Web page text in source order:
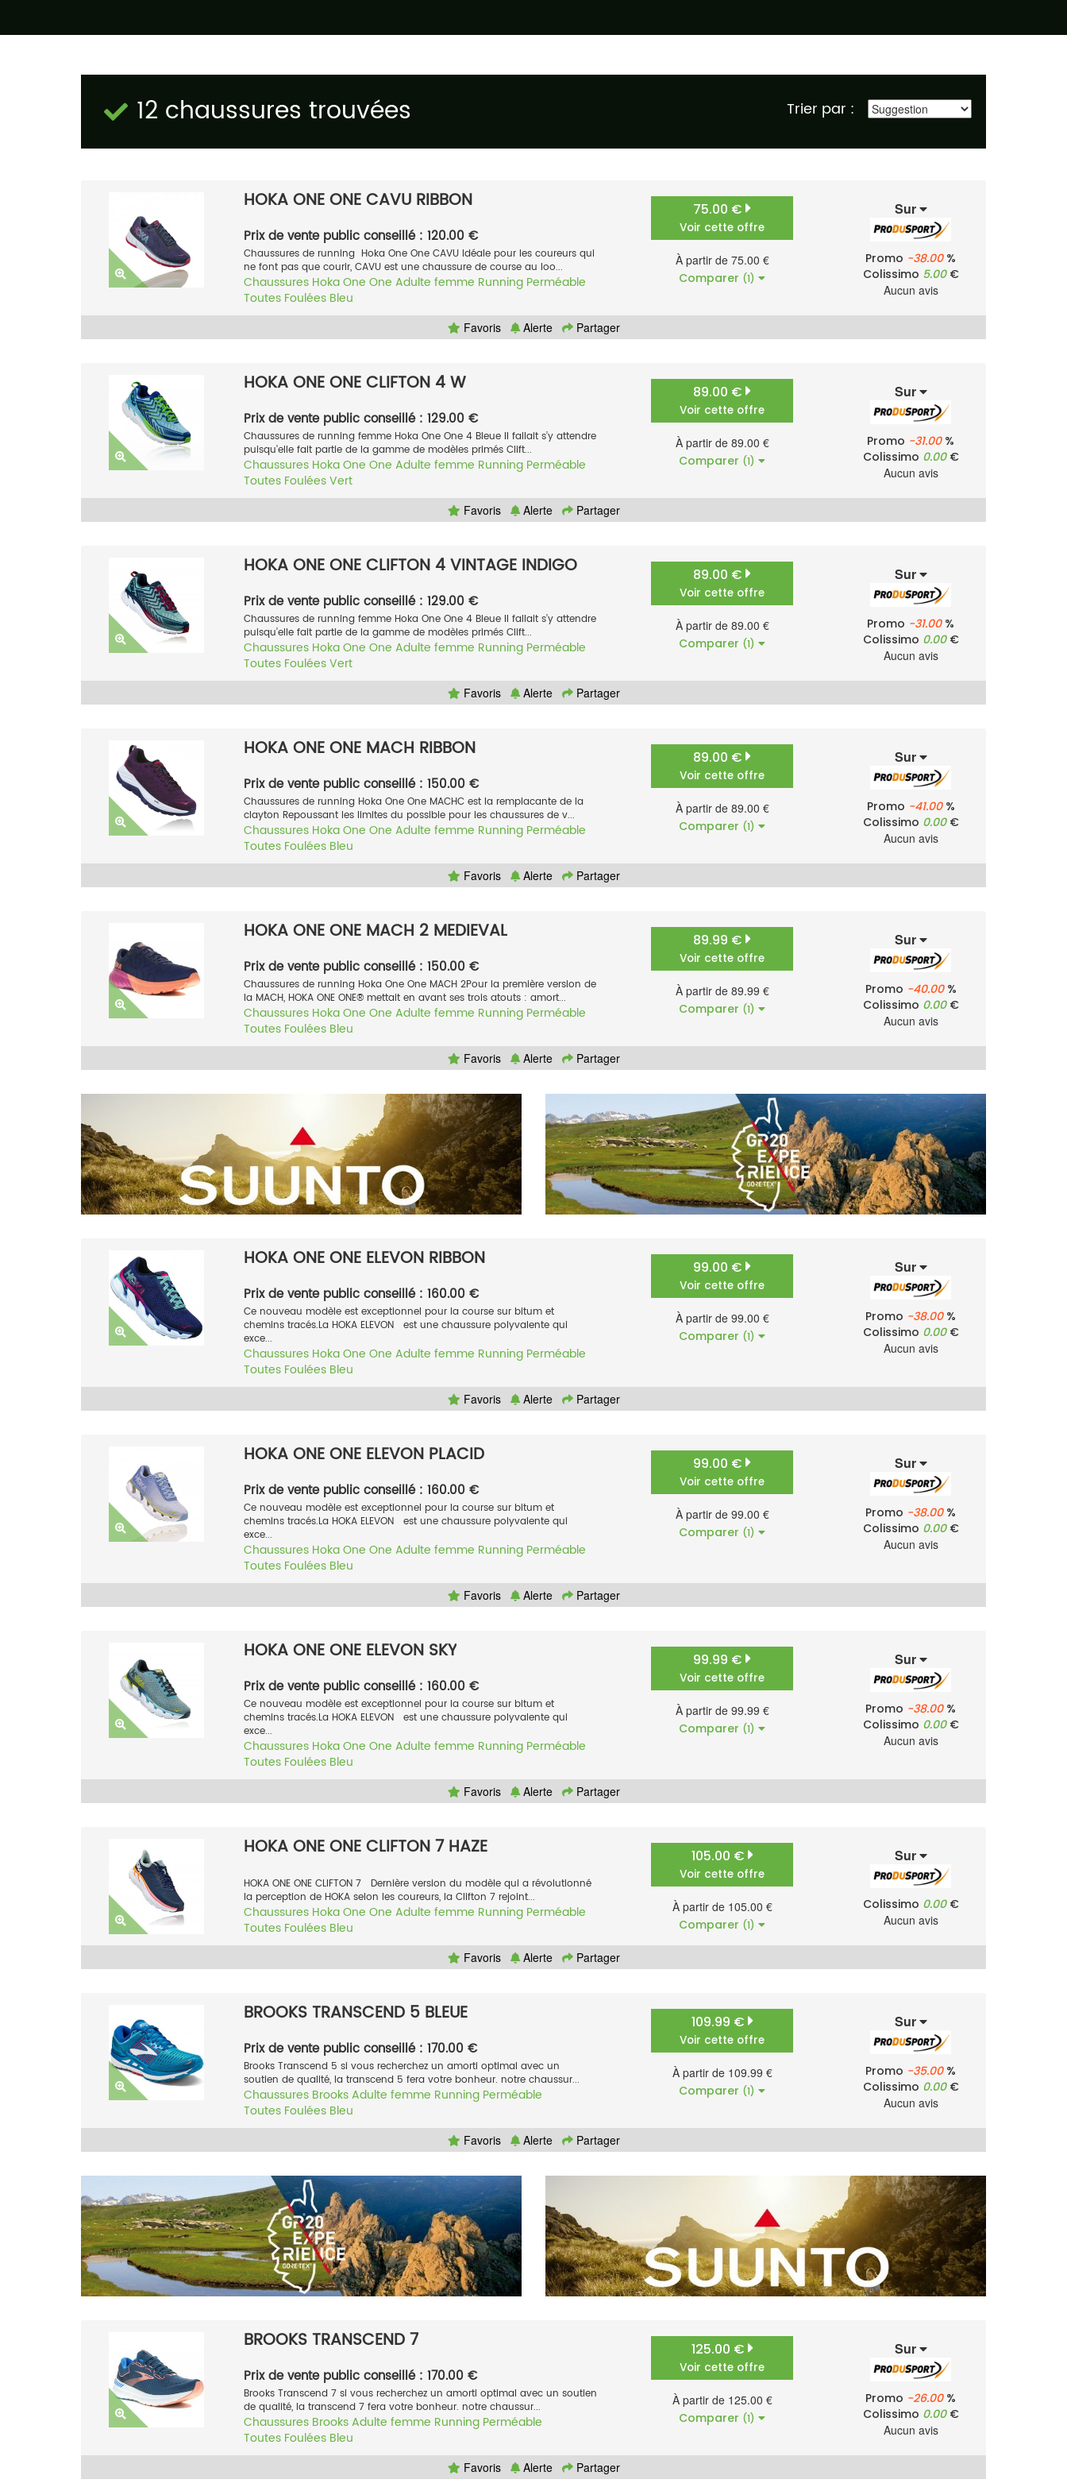
12 chaussures trouvées Trier par :
HOKA ONE ONE CAVU RIBBON
Prix de vente public conseillé : 120.00 €
Chaussures de running Hoka One One CAVU Idéale pour les coureurs qui
ne font pas que courir, CAVU est une chaussure de course au loo...
Chaussures Hoka One One Adulte femme Running Perméable
Toutes Foulées Bleu
75.00 €
Voir cette offre
À partir de 75.00 €
Comparer (1)
Sur
Promo -38.00%
Colissimo 5.00€
Aucun avis
Favoris Alerte Partager
HOKA ONE ONE CLIFTON 4 W
Prix de vente public conseillé : 129.00 €
Chaussures de running femme Hoka One One 4 Bleue Il fallait s’y attendre
puisqu’elle fait partie de la gamme de modèles primés Clift...
Chaussures Hoka One One Adulte femme Running Perméable
Toutes FouléesVert
89.00 €
Voir cette offre
À partir de 89.00 €
Comparer (1)
Sur
Promo -31.00%
Colissimo 0.00€
Aucun avis
Favoris Alerte Partager
HOKA ONE ONE CLIFTON 4 VINTAGE INDIGO
Prix de vente public conseillé : 129.00 €
Chaussures de running femme Hoka One One 4 Bleue Il fallait s’y attendre
puisqu’elle fait partie de la gamme de modèles primés Clift...
Chaussures Hoka One One Adulte femme Running Perméable
Toutes FouléesVert
89.00 €
Voir cette offre
À partir de 89.00 €
Comparer (1)
Sur
Promo -31.00%
Colissimo 0.00€
Aucun avis
Favoris Alerte Partager
HOKA ONE ONE MACH RIBBON
Prix de vente public conseillé : 150.00 €
Chaussures de running Hoka One One MACHC est la remplacante de la
clayton Repoussant les limites du possible pour les chaussures de v...
Chaussures Hoka One One Adulte femme Running Perméable
Toutes Foulées Bleu
89.00 €
Voir cette offre
À partir de 89.00 €
Comparer (1)
Sur
Promo -41.00%
Colissimo 0.00€
Aucun avis
Favoris Alerte Partager
HOKA ONE ONE MACH 2 MEDIEVAL
Prix de vente public conseillé : 150.00 €
Chaussures de running Hoka One One MACH 2Pour la première version de
la MACH, HOKA ONE ONE® mettait en avant ses trois atouts : amort...
Chaussures Hoka One One Adulte femme Running Perméable
Toutes Foulées Bleu
89.99 €
Voir cette offre
À partir de 89.99 €
Comparer (1)
Sur
Promo -40.00%
Colissimo 0.00€
Aucun avis
Favoris Alerte Partager
HOKA ONE ONE ELEVON RIBBON
Prix de vente public conseillé : 160.00 €
Ce nouveau modèle est exceptionnel pour la course sur bitum et
chemins tracés.La HOKA ELEVON est une chaussure polyvalente qui
exce...
Chaussures Hoka One One Adulte femme Running Perméable
Toutes Foulées Bleu
99.00 €
Voir cette offre
À partir de 99.00 €
Comparer (1)
Sur
Promo -38.00%
Colissimo 0.00€
Aucun avis
Favoris Alerte Partager
HOKA ONE ONE ELEVON PLACID
Prix de vente public conseillé : 160.00 €
Ce nouveau modèle est exceptionnel pour la course sur bitum et
chemins tracés.La HOKA ELEVON est une chaussure polyvalente qui
exce...
Chaussures Hoka One One Adulte femme Running Perméable
Toutes Foulées Bleu
99.00 €
Voir cette offre
À partir de 99.00 €
Comparer (1)
Sur
Promo -38.00%
Colissimo 0.00€
Aucun avis
Favoris Alerte Partager
HOKA ONE ONE ELEVON SKY
Prix de vente public conseillé : 160.00 €
Ce nouveau modèle est exceptionnel pour la course sur bitum et
chemins tracés.La HOKA ELEVON est une chaussure polyvalente qui
exce...
Chaussures Hoka One One Adulte femme Running Perméable
Toutes Foulées Bleu
99.99 €
Voir cette offre
À partir de 99.99 €
Comparer (1)
Sur
Promo -38.00%
Colissimo 0.00€
Aucun avis
Favoris Alerte Partager
HOKA ONE ONE CLIFTON 7 HAZE
HOKA ONE ONE CLIFTON 7 Dernière version du modèle qui a révolutionné
la perception de HOKA selon les coureurs, la Clifton 7 rejoint...
Chaussures Hoka One One Adulte femme Running Perméable
Toutes Foulées Bleu
105.00 €
Voir cette offre
À partir de 105.00 €
Comparer (1)
Sur
Colissimo 0.00€
Aucun avis
Favoris Alerte Partager
BROOKS TRANSCEND 5 BLEUE
Prix de vente public conseillé : 170.00 €
Brooks Transcend 5 si vous recherchez un amorti optimal avec un
soutien de qualité, la transcend 5 fera votre bonheur. notre chaussur...
Chaussures BrooksAdulte femme Running Perméable
Toutes Foulées Bleu
109.99 €
Voir cette offre
À partir de 109.99 €
Comparer (1)
Sur
Promo -35.00%
Colissimo 0.00€
Aucun avis
Favoris Alerte Partager
BROOKS TRANSCEND 7
Prix de vente public conseillé : 170.00 €
Brooks Transcend 7 si vous recherchez un amorti optimal avec un soutien
de qualité, la transcend 7 fera votre bonheur. notre chaussur...
Chaussures BrooksAdulte femme Running Perméable
Toutes Foulées Bleu
125.00 €
Voir cette offre
À partir de 125.00 €
Comparer (1)
Sur
Promo -26.00%
Colissimo 0.00€
Aucun avis
Favoris Alerte Partager